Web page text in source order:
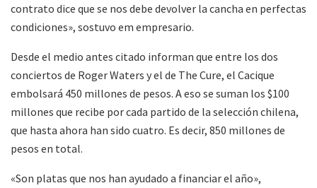
contrato dice que se nos debe devolver la cancha en perfectas
condiciones», sostuvo em empresario.
Desde el medio antes citado informan que entre los dos
conciertos de Roger Waters y el de The Cure, el Cacique
embolsará 450 millones de pesos. A eso se suman los $100
millones que recibe por cada partido de la selección chilena,
que hasta ahora han sido cuatro. Es decir, 850 millones de
pesos en total.
«Son platas que nos han ayudado a financiar el año»,